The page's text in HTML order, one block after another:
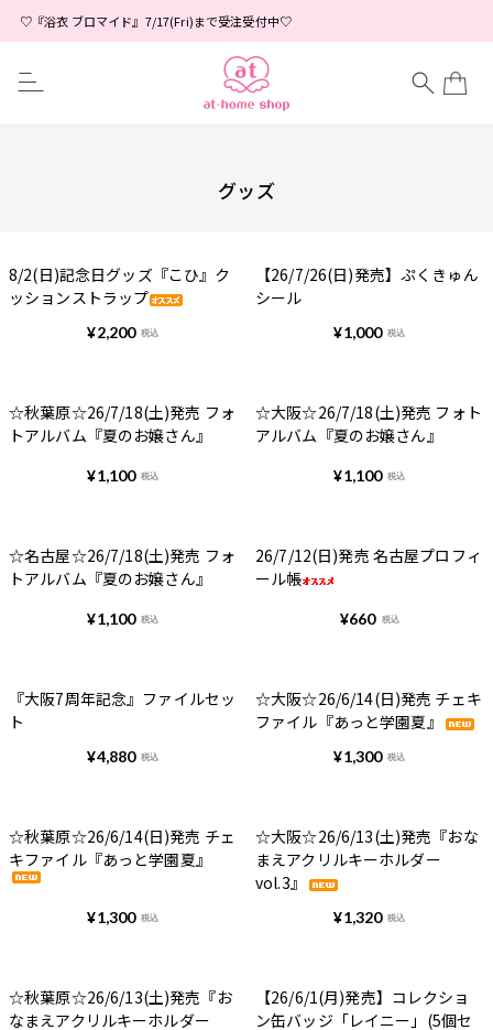
♡『浴衣 ブロマイド』7/17(Fri)まで受注受付中♡
グッズ
8/2(日)記念日グッズ『こひ』ク
ッションストラップ
¥2,200 税込
【26/7/26(日)発売】ぷくきゅん
シール
¥1,000 税込
☆秋葉原☆26/7/18(土)発売 フォ
トアルバム『夏のお嬢さん』
¥1,100 税込
☆大阪☆26/7/18(土)発売 フォト
アルバム『夏のお嬢さん』
¥1,100 税込
☆名古屋☆26/7/18(土)発売 フォ
トアルバム『夏のお嬢さん』
¥1,100 税込
26/7/12(日)発売 名古屋プロフィ
ール帳
¥660 税込
『大阪7周年記念』ファイルセッ
ト
¥4,880 税込
☆大阪☆26/6/14(日)発売 チェキ
ファイル『あっと学園夏』
¥1,300 税込
☆秋葉原☆26/6/14(日)発売 チェ
キファイル『あっと学園夏』
¥1,300 税込
☆大阪☆26/6/13(土)発売『おな
まえアクリルキーホルダー
vol.3』
¥1,320 税込
☆秋葉原☆26/6/13(土)発売『お
なまえアクリルキーホルダー
【26/6/1(月)発売】コレクショ
ン缶バッジ「レイニー」(5個セ